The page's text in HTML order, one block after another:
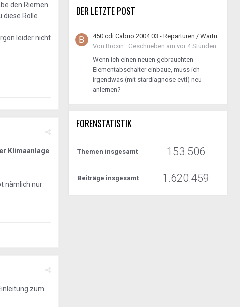
den Riemen
diese Rolle
leider nicht
Klimaanlage
nämlich nur
zum
DER LETZTE POST
450 cdi Cabrio 2004.03 - Reparturen / Wartung / Instandhaltung geht los
Von Broxin · Geschrieben am vor 4 Stunden
Wenn ich einen neuen gebrauchten
Elementabschalter einbaue, muss ich
irgendwas (mit stardiagnose evtl) neu
anlernen?
FORENSTATISTIK
Themen insgesamt 153.506
Beiträge insgesamt 1.620.459